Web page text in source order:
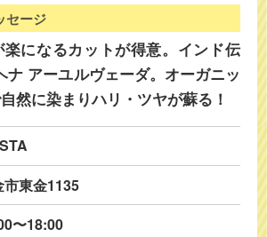
セージ
になるカットが得意。インド伝
ナ アーユルヴェーダ。オーガニッ
然に染まりハリ・ツヤが蘇る！
市東金1135
〜18:00